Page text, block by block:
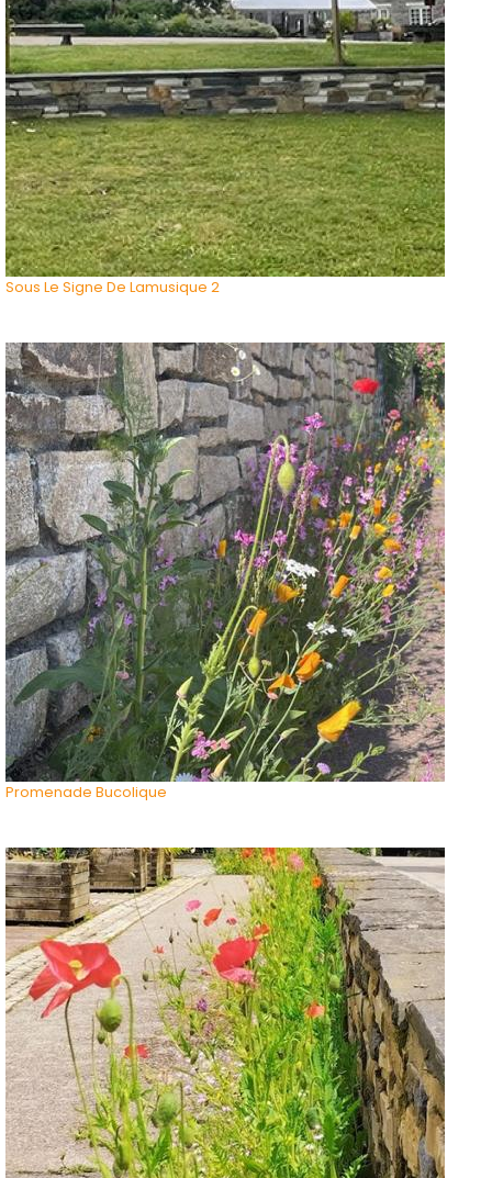
Sous Le Signe De Lamusique 2
Promenade Bucolique